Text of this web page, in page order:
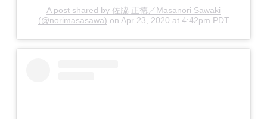
A post shared by 佐脇 正徳／Masanori Sawaki
(@norimasasawa) on Apr 23, 2020 at 4:42pm PDT